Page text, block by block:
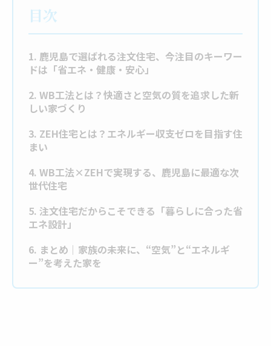
目次
1. 鹿児島で選ばれる注文住宅、今注目のキーワー
ドは「省エネ・健康・安心」
2. WB工法とは？快適さと空気の質を追求した新
しい家づくり
3. ZEH住宅とは？エネルギー収支ゼロを目指す住
まい
4. WB工法×ZEHで実現する、鹿児島に最適な次
世代住宅
5. 注文住宅だからこそできる「暮らしに合った省
エネ設計」
6. まとめ｜家族の未来に、“空気”と“エネルギ
ー”を考えた家を